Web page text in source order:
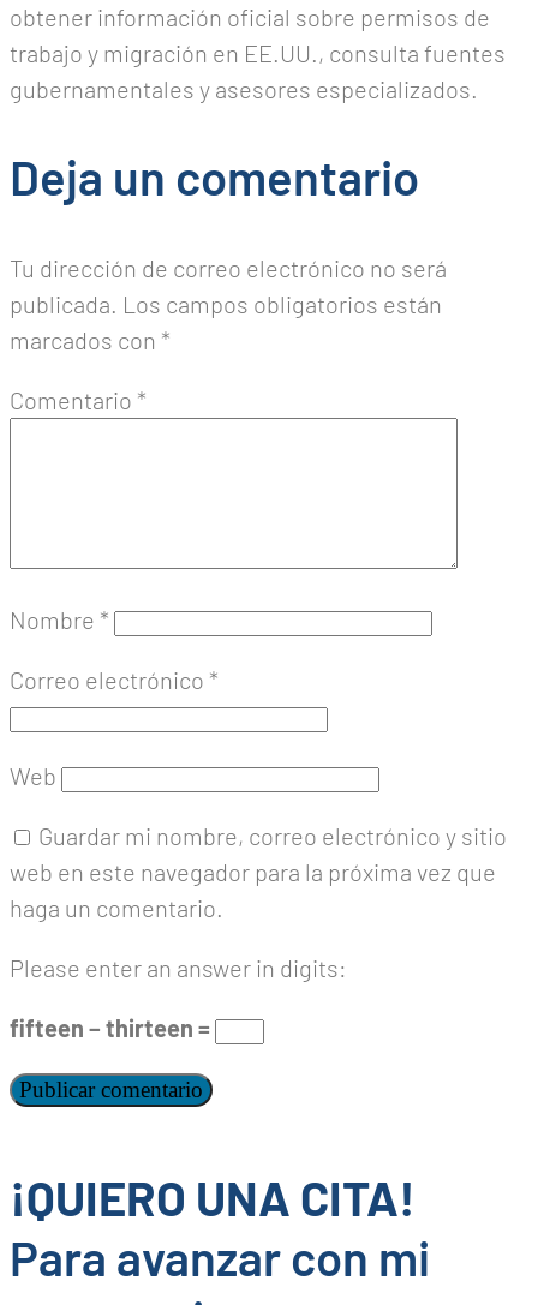
obtener información oficial sobre permisos de
trabajo y migración en EE.UU., consulta fuentes
gubernamentales y asesores especializados.
Deja un comentario
Tu dirección de correo electrónico no será
publicada. Los campos obligatorios están
marcados con *
Comentario *
Nombre *
Correo electrónico *
Web
Guardar mi nombre, correo electrónico y sitio
web en este navegador para la próxima vez que
haga un comentario.
Please enter an answer in digits:
fifteen − thirteen =
¡QUIERO UNA CITA!
Para avanzar con mi